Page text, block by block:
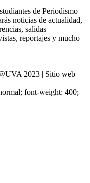
de Periodismo
noticias de actualidad,
salidas
reportajes y mucho
2023 | Sitio web
font-weight: 400;